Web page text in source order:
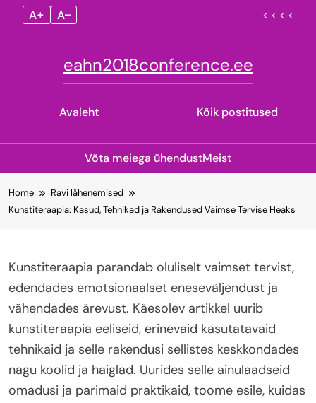
A+ A– < < < <
Avaleht
eahn2018conference.ee
Kõik postitused
Võta meiega ühendustMeist
to
content
Home
Ravi lähenemised
Kunstiteraapia: Kasud, Tehnikad ja Rakendused Vaimse Tervise Heaks
Kunstiteraapia parandab oluliselt vaimset tervist,
edendades emotsionaalset eneseväljendust ja
vähendades ärevust. Käesolev artikkel uurib
kunstiteraapia eeliseid, erinevaid kasutatavaid
tehnikaid ja selle rakendusi sellistes keskkondades
nagu koolid ja haiglad. Uurides selle ainulaadseid
omadusi ja parimaid praktikaid, toome esile, kuidas